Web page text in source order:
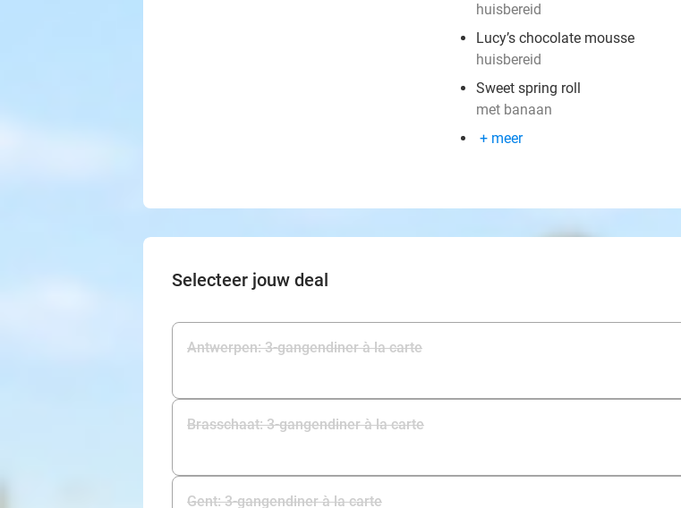
huisbereid
Lucy’s chocolate mousse
huisbereid
Sweet spring roll
met banaan
+ meer
Selecteer jouw deal
Antwerpen: 3-gangendiner à la carte
Brasschaat: 3-gangendiner à la carte
Gent: 3-gangendiner à la carte